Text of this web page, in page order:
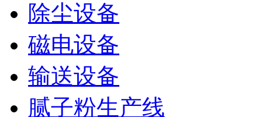
除尘设备
磁电设备
输送设备
腻子粉生产线